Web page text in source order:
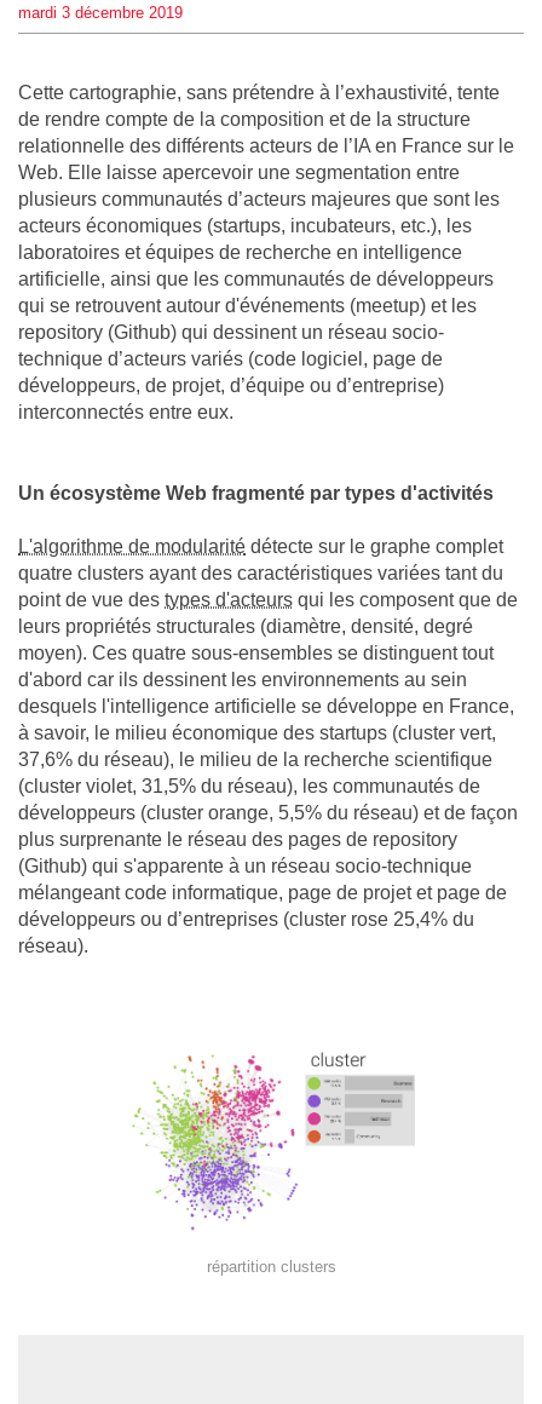
mardi 3 décembre 2019
Cette cartographie, sans prétendre à l’exhaustivité, tente
de rendre compte de la composition et de la structure
relationnelle des différents acteurs de l’IA en France sur le
Web. Elle laisse apercevoir une segmentation entre
plusieurs communautés d’acteurs majeures que sont les
acteurs économiques (startups, incubateurs, etc.), les
laboratoires et équipes de recherche en intelligence
artificielle, ainsi que les communautés de développeurs
qui se retrouvent autour d'événements (meetup) et les
repository (Github) qui dessinent un réseau socio-
technique d’acteurs variés (code logiciel, page de
développeurs, de projet, d’équipe ou d’entreprise)
interconnectés entre eux.
Un écosystème Web fragmenté par types d'activités
L'algorithme de modularité détecte sur le graphe complet
quatre clusters ayant des caractéristiques variées tant du
point de vue des types d'acteurs qui les composent que de
leurs propriétés structurales (diamètre, densité, degré
moyen). Ces quatre sous-ensembles se distinguent tout
d'abord car ils dessinent les environnements au sein
desquels l'intelligence artificielle se développe en France,
à savoir, le milieu économique des startups (cluster vert,
37,6% du réseau), le milieu de la recherche scientifique
(cluster violet, 31,5% du réseau), les communautés de
développeurs (cluster orange, 5,5% du réseau) et de façon
plus surprenante le réseau des pages de repository
(Github) qui s'apparente à un réseau socio-technique
mélangeant code informatique, page de projet et page de
développeurs ou d’entreprises (cluster rose 25,4% du
réseau).
répartition clusters